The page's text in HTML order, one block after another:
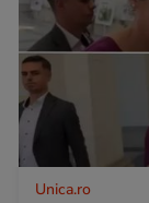
Unica.ro